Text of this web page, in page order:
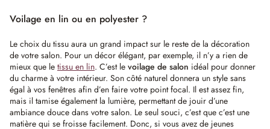
Voilage en lin ou en polyester ?
Le choix du tissu aura un grand impact sur le reste de la décoration
de votre salon. Pour un décor élégant, par exemple, il n’y a rien de
mieux que le tissu en lin. C’est le voilage de salon idéal pour donner
du charme à votre intérieur. Son côté naturel donnera un style sans
égal à vos fenêtres afin d’en faire votre point focal. Il est assez fin,
mais il tamise également la lumière, permettant de jouir d’une
ambiance douce dans votre salon. Le seul souci, c’est que c’est une
matière qui se froisse facilement. Donc, si vous avez de jeunes